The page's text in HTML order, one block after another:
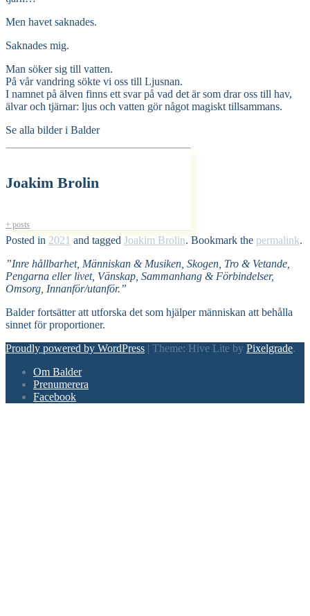
Men havet saknades.
Saknades mig.
Man söker sig till vatten.
På vår vandring sökte vi oss till Ljusnan.
I namnet på älven finns ett svar på vad det är som drar oss till hav,
älvar och tjärnar: ljus och vatten gör något magiskt tillsammans.
Se alla bilder i Balder
Joakim Brolin
+ posts
Posted in 2021 and tagged Joakim Brolin. Bookmark the permalink.
”Inre hållbarhet, Människan & Musiken, Skogen, Tro & Vetande,
Pengarna eller livet, Vänskap, Sammanhang & Förbindelser,
Omsorg, Innanför/utanför.”
Balder fortsätter att utforska det som hjälper människan att behålla
sinnet för proportioner.
Proudly powered by WordPress | Theme: Hive Lite by Pixelgrade.
Footer
navigation
Om Balder
Prenumerera
Facebook